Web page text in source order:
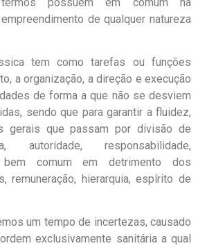
de qualquer natureza
tem como tarefas ou funções
a organização, a direção e execução
de forma a que não se desviem
sendo que para garantir a fluidez,
gerais que passam por divisão de
autoridade, responsabilidade,
bem comum em detrimento dos
remuneração, hierarquia, espírito de
um tempo de incertezas, causado
exclusivamente sanitária a qual